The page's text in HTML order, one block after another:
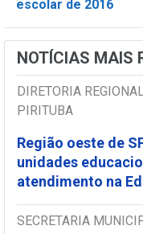
escolar de 2016
NOTÍCIAS MAIS
DIRETORIA
PIRITUBA
Região oeste de
unidades
atendimento na
SECRETARIA